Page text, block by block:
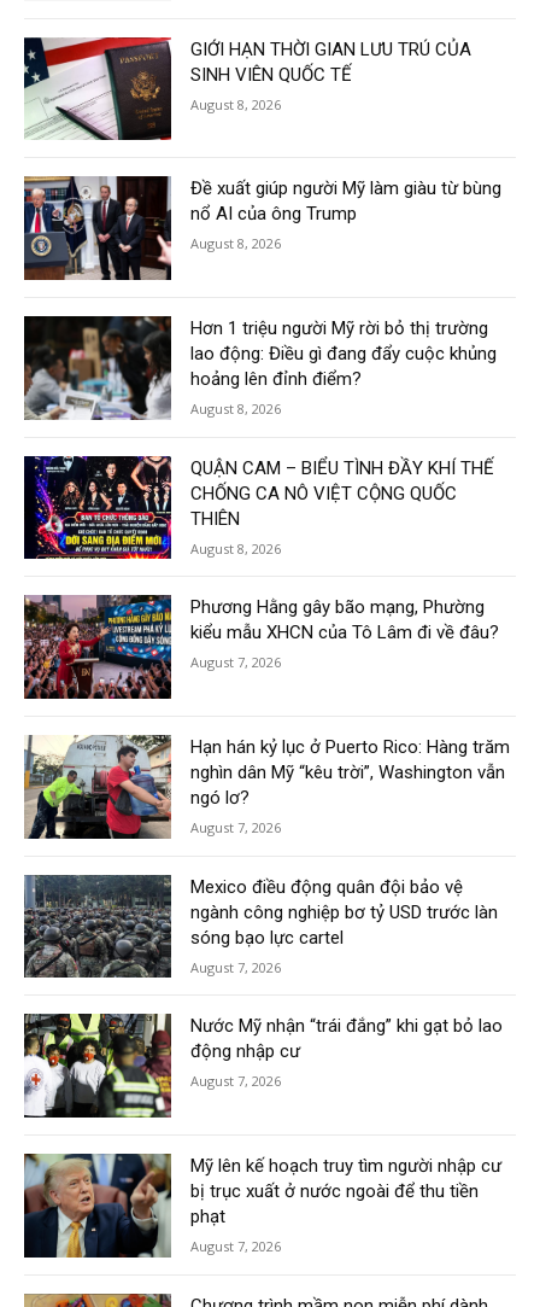
GIỚI HẠN THỜI GIAN LƯU TRÚ CỦA
SINH VIÊN QUỐC TẾ
August 8, 2026
Đề xuất giúp người Mỹ làm giàu từ bùng
nổ AI của ông Trump
August 8, 2026
Hơn 1 triệu người Mỹ rời bỏ thị trường
lao động: Điều gì đang đẩy cuộc khủng
hoảng lên đỉnh điểm?
August 8, 2026
QUẬN CAM – BIỂU TÌNH ĐẦY KHÍ THẾ
CHỐNG CA NÔ VIỆT CỘNG QUỐC
THIÊN
August 8, 2026
Phương Hằng gây bão mạng, Phường
kiểu mẫu XHCN của Tô Lâm đi về đâu?
August 7, 2026
Hạn hán kỷ lục ở Puerto Rico: Hàng trăm
nghìn dân Mỹ “kêu trời”, Washington vẫn
ngó lơ?
August 7, 2026
Mexico điều động quân đội bảo vệ
ngành công nghiệp bơ tỷ USD trước làn
sóng bạo lực cartel
August 7, 2026
Nước Mỹ nhận “trái đắng” khi gạt bỏ lao
động nhập cư
August 7, 2026
Mỹ lên kế hoạch truy tìm người nhập cư
bị trục xuất ở nước ngoài để thu tiền
phạt
August 7, 2026